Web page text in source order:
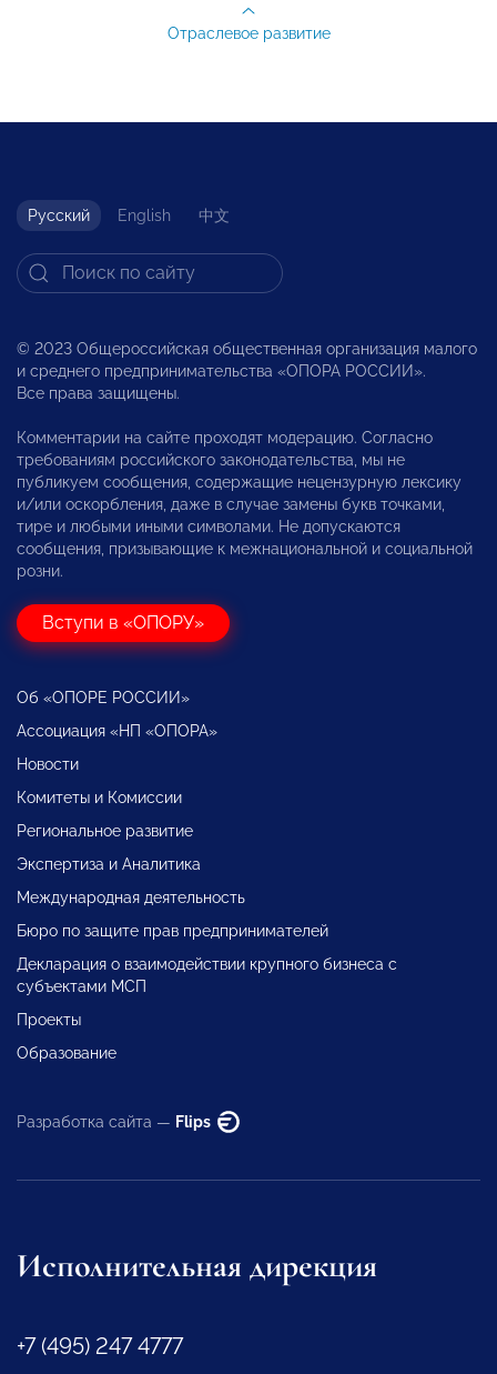
Отраслевое развитие
Русский English 中文
© 2023 Общероссийская общественная организация малого
и среднего предпринимательства «ОПОРА РОССИИ».
Все права защищены.
Комментарии на сайте проходят модерацию. Согласно
требованиям российского законодательства, мы не
публикуем сообщения, содержащие нецензурную лексику
и/или оскорбления, даже в случае замены букв точками,
тире и любыми иными символами. Не допускаются
сообщения, призывающие к межнациональной и социальной
розни.
Вступи в «ОПОРУ»
Об «ОПОРЕ РОССИИ»
Ассоциация «НП «ОПОРА»
Новости
Комитеты и Комиссии
Региональное развитие
Экспертиза и Аналитика
Международная деятельность
Бюро по защите прав предпринимателей
Декларация о взаимодействии крупного бизнеса с
субъектами МСП
Проекты
Образование
Разработка сайта — Flips
Исполнительная дирекция
+7 (495) 247 4777